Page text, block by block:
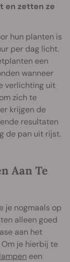
en zetten ze
hun planten is
per dag licht.
een
wanneer
verlichting uit
zich te
krijgen de
resultaten
de pan uit rijst.
Aan Te
je nogmaals op
alleen goed
aan het
je hierbij te
een